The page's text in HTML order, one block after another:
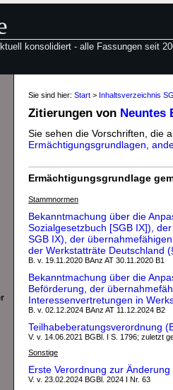
konsolidiert - alle Fassungen seit
Sie sind hier: Start > Inhaltsverzeichnis
Zitierungen von Neuntes
Sie sehen die Vorschriften, die
Ermächtigungsgrundlagen
Ermächtigungsgrundlage
Stammnormen
Bekanntmachung über die
Sozialgesetzbuch [SGB IX]),
SGB IX), der
der Werkstatträte Deutschland
B. v. 19.11.2020 BAnz AT 30.11.2020 B1
Bekanntmachung über die
Beförderung, der
Interessenvertretungen in
B. v. 02.12.2024 BAnz AT 11.12.2024 B2
Teilhabeberatungsverordnung
V. v. 14.06.2021 BGBl. I S. 1796; zuletzt
Sonstige
Erste Verordnung zur
V. v. 23.02.2024 BGBl. 2024 I Nr. 63